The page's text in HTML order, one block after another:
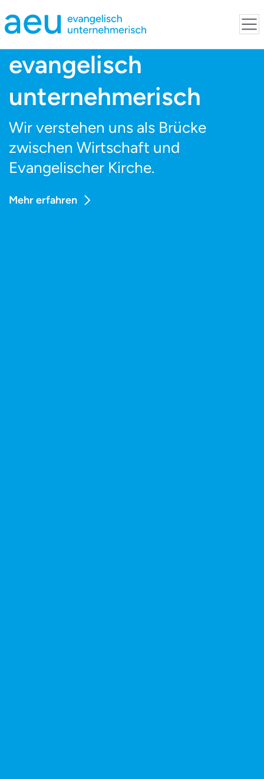
evangelisch
unternehmerisch
Wir verstehen uns als Brücke
zwischen Wirtschaft und
Evangelischer Kirche.
Mehr erfahren